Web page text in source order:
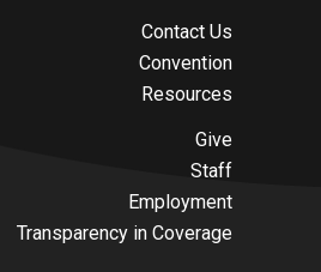
Contact Us
Convention
Resources
Give
Staff
Employment
Transparency in Coverage